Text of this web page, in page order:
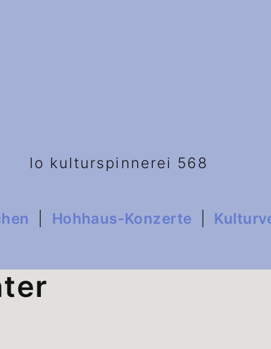
Hohhaus-Konzerte